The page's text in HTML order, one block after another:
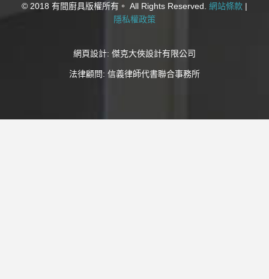
© 2018 有間廚具版權所有。 All Rights Reserved. 網站條款 |
隱私權政策
網頁設計: 傑克大俠設計有限公司
法律顧問: 信義律師代書聯合事務所